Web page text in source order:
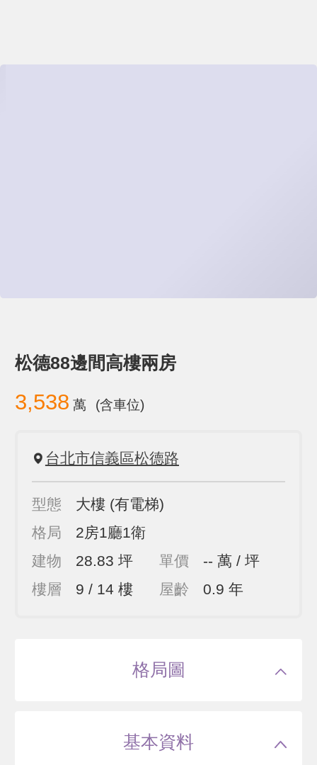
松德88邊間高樓兩房
3,538 萬 (含車位)
台北市信義區松德路
型態 大樓 (有電梯)
格局
2房1廳1衛
建物
28.83 坪 單價
-- 萬 / 坪
樓層
9 / 14 樓 屋齡 0.9 年
格局圖
基本資料